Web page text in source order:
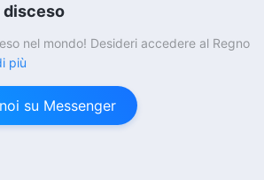
mentre coloro che si rifiutano
commettono
si pentono mai, sono autentici
deve allontanarli. Questo è
disceso
nel mondo! Desideri accedere al Regno
più
su Messenger